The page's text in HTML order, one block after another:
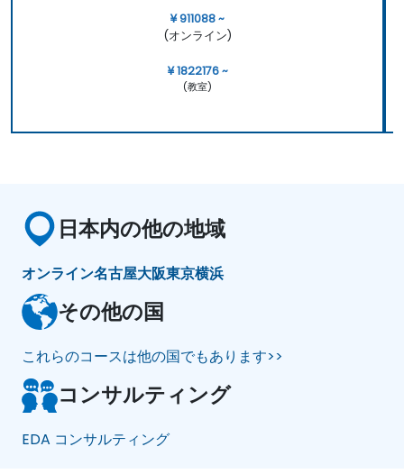
¥ 911088 ~
(オンライン)
¥ 1822176 ~
(教室)
日本内の他の地域
オンライン名古屋大阪東京横浜
その他の国
これらのコースは他の国でもあります>>
コンサルティング
EDA コンサルティング